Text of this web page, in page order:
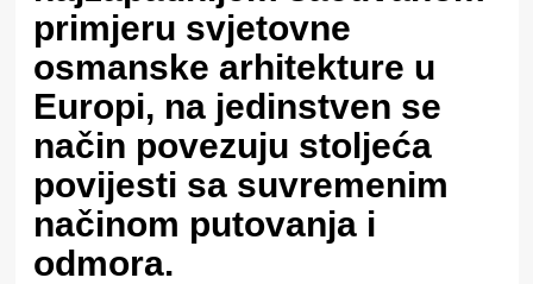
primjeru svjetovne
osmanske arhitekture u
Europi, na jedinstven se
način povezuju stoljeća
povijesti sa suvremenim
načinom putovanja i
odmora.